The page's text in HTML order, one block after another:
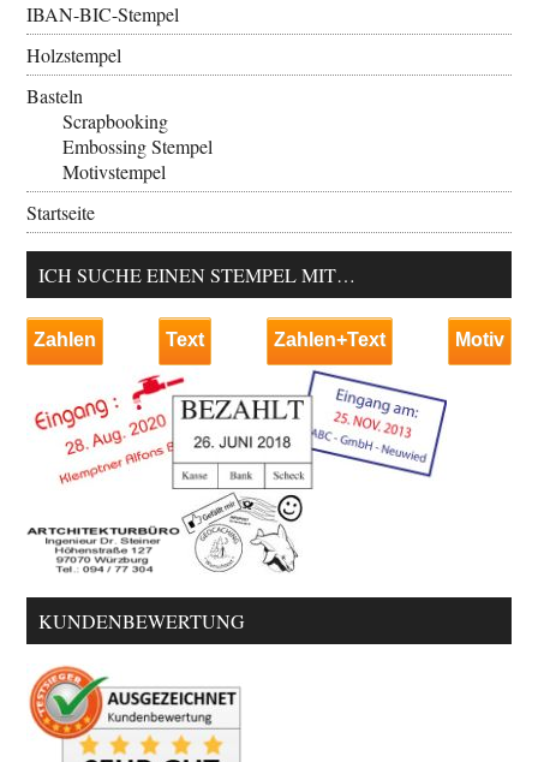
IBAN-BIC-Stempel
Holzstempel
Basteln
Scrapbooking
Embossing Stempel
Motivstempel
Startseite
ICH SUCHE EINEN STEMPEL MIT…
Zahlen Text Zahlen+Text Motiv
KUNDENBEWERTUNG